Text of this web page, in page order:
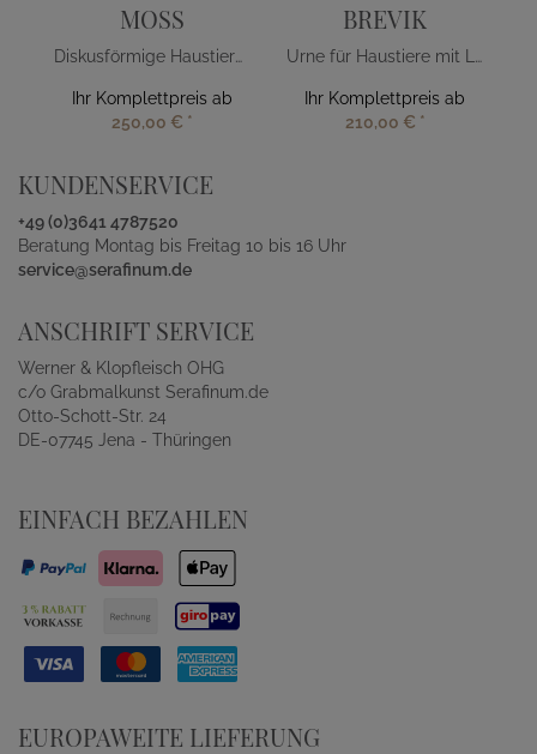
MOSS
Diskusförmige Haustierurne mit Herzmotiv
Ihr Komplettpreis ab
250,00 € *
BREVIK
Urne für Haustiere mit Lebensspirale
Ihr Komplettpreis ab
210,00 € *
KUNDENSERVICE
+49 (0)3641 4787520
Beratung Montag bis Freitag 10 bis 16 Uhr
service@serafinum.de
ANSCHRIFT SERVICE
Werner & Klopfleisch OHG
c/o Grabmalkunst Serafinum.de
Otto-Schott-Str. 24
DE-07745 Jena - Thüringen
EINFACH BEZAHLEN
EUROPAWEITE LIEFERUNG